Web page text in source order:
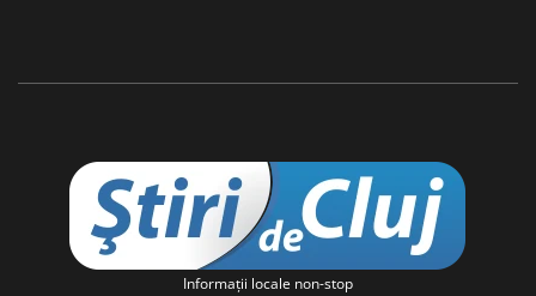
Informaţii locale non-stop